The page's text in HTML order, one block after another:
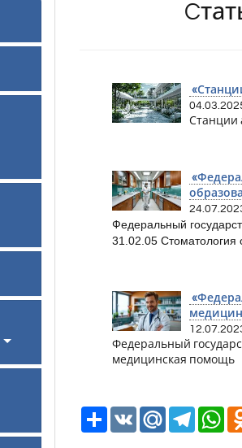
Станции
Федеральный
31.02.05 Стоматология
Федеральный
медицинская помощь
РесурсVK Mail.Ru Telegram